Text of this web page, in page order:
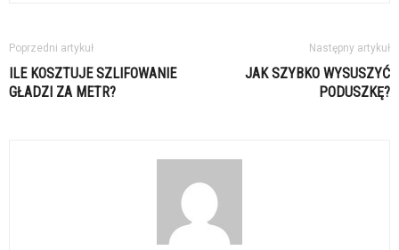
Poprzedni artykuł
ILE KOSZTUJE SZLIFOWANIE
GŁADZI ZA METR?
Następny artykuł
JAK SZYBKO WYSUSZYĆ
PODUSZKĘ?